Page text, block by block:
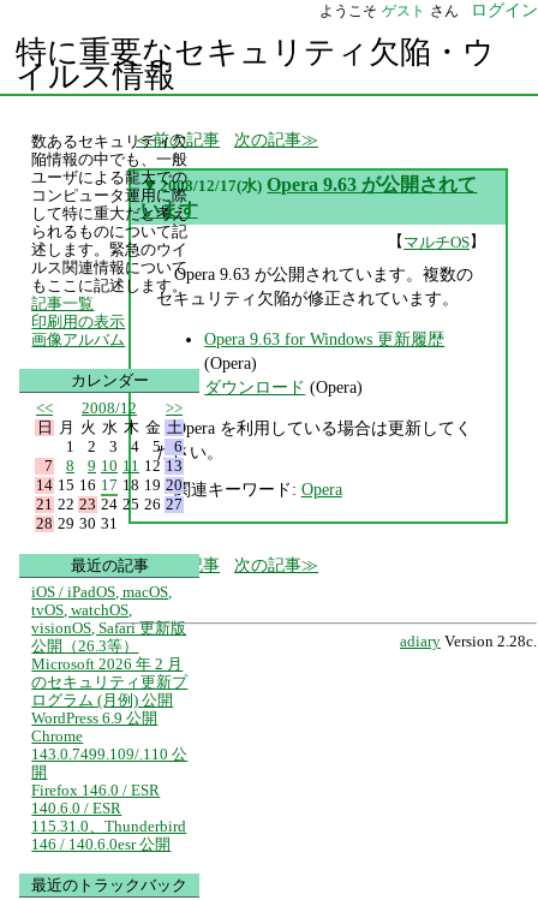
ようこそ ゲスト さん ログイン
特に重要なセキュリティ欠陥・ウ
イルス情報
前の記事 次の記事
▼ 2008/12/17(水) Opera 9.63 が公開されて
います
【マルチOS】
Opera 9.63 が公開されています。複数の
セキュリティ欠陥が修正されています。
Opera 9.63 for Windows 更新履歴
(Opera)
ダウンロード (Opera)
Opera を利用している場合は更新してく
ださい。
関連キーワード: Opera
前の記事 次の記事
adiary Version 2.28c.
数あるセキュリティ欠
陥情報の中でも、一般
ユーザによる龍大での
コンピュータ運用に際
して特に重大だと考え
られるものについて記
述します。緊急のウイ
ルス関連情報について
もここに記述します。
記事一覧
印刷用の表示
画像アルバム
カレンダー
<<
2008/12
>>
日
月 火 水 木 金 土
1
2 3 4 5
6
7
8 9 10 11 12 13
14 15 16 17 18 19 20
21 22 23 24 25 26 27
28 29 30 31
最近の記事
iOS / iPadOS, macOS,
tvOS, watchOS,
visionOS, Safari 更新版
公開（26.3等）
Microsoft 2026 年 2 月
のセキュリティ更新プ
ログラム (月例) 公開
WordPress 6.9 公開
Chrome
143.0.7499.109/.110 公
開
Firefox 146.0 / ESR
140.6.0 / ESR
115.31.0、Thunderbird
146 / 140.6.0esr 公開
最近のトラックバック